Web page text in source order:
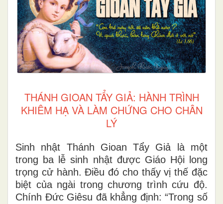
THÁNH GIOAN TẨY GIẢ: HÀNH TRÌNH
KHIÊM HẠ VÀ LÀM CHỨNG CHO CHÂN
LÝ
Sinh nhật Thánh Gioan Tẩy Giả là một
trong ba lễ sinh nhật được Giáo Hội long
trọng cử hành. Điều đó cho thấy vị thế đặc
biệt của ngài trong chương trình cứu độ.
Chính Đức Giêsu đã khẳng định: “Trong số